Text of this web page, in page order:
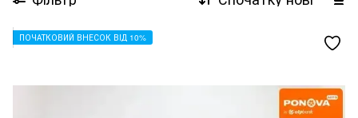
ПОЧАТКОВИЙ ВНЕСОК ВІД 10%